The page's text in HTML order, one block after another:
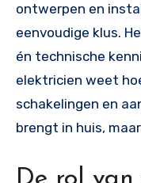
ontwerpen en
eenvoudige klus.
én technische
elektricien weet
schakelingen en
brengt in huis,